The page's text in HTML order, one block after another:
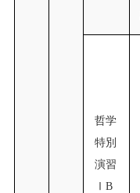
哲学
特別
演習
ⅠB